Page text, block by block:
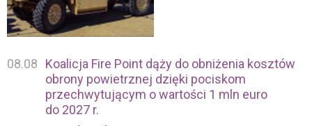
08.08
Koalicja Fire Point dąży do obniżenia kosztów
obrony powietrznej dzięki pociskom
przechwytującym o wartości 1 mln euro
do 2027 r.